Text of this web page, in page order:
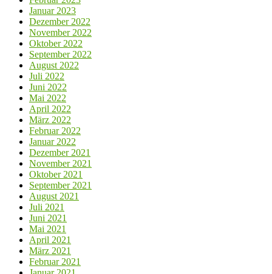
Januar 2023
Dezember 2022
November 2022
Oktober 2022
September 2022
August 2022
Juli 2022
Juni 2022
Mai 2022
April 2022
März 2022
Februar 2022
Januar 2022
Dezember 2021
November 2021
Oktober 2021
September 2021
August 2021
Juli 2021
Juni 2021
Mai 2021
April 2021
März 2021
Februar 2021